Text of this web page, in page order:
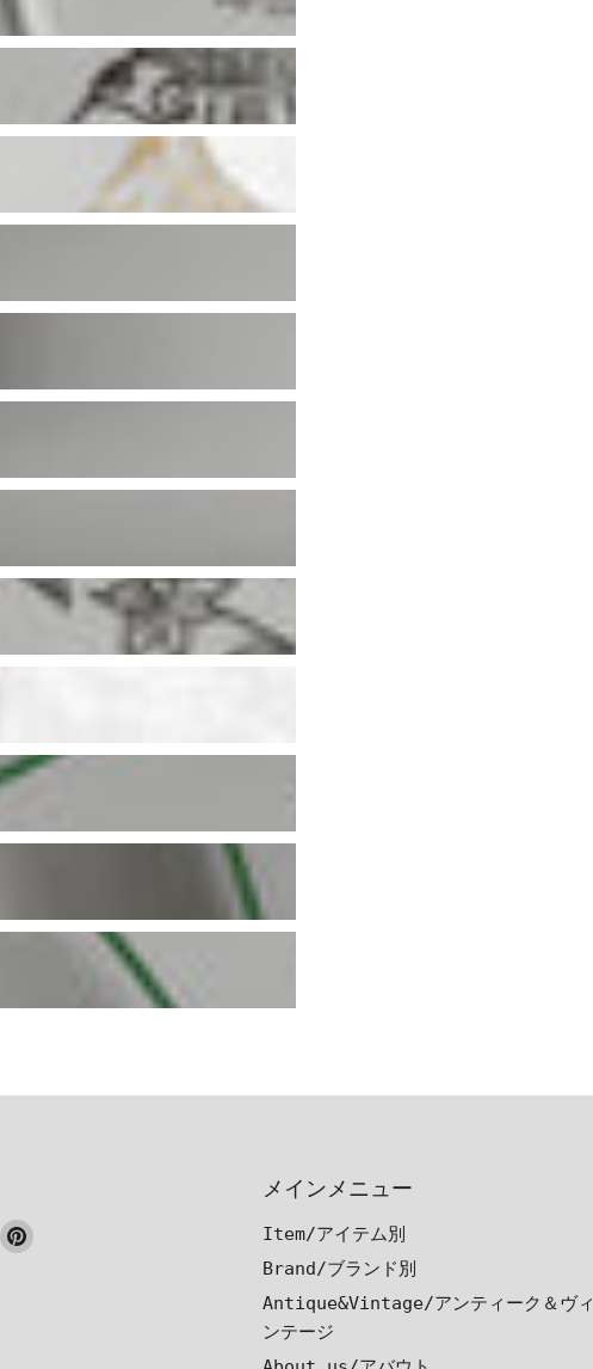
Pinterest
メインメニュー
Item/アイテム別
Brand/ブランド別
Antique&Vintage/アンティーク＆ヴィ
ンテージ